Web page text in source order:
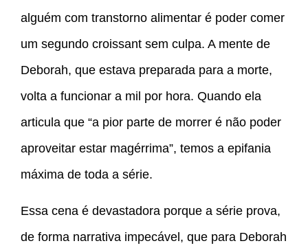
alguém com transtorno alimentar é poder comer
um segundo croissant sem culpa. A mente de
Deborah, que estava preparada para a morte,
volta a funcionar a mil por hora. Quando ela
articula que “a pior parte de morrer é não poder
aproveitar estar magérrima”, temos a epifania
máxima de toda a série.
Essa cena é devastadora porque a série prova,
de forma narrativa impecável, que para Deborah